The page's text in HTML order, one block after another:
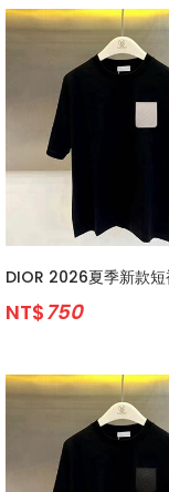
DIOR 2026夏季新款
NT$750